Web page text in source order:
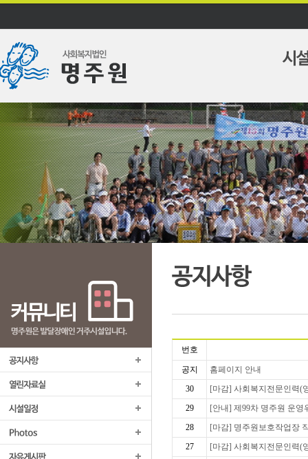
번호
공지
홈페이지 안내
30
[마감] 사회복지전문인력(
29
[안내] 제99차 명주원 운영
28
[마감] 명주원보호작업장
27
[마감] 사회복지전문인력(